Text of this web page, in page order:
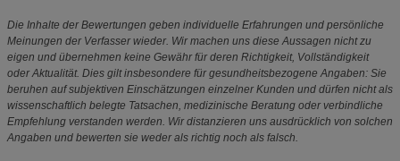
Die Inhalte der Bewertungen geben individuelle Erfahrungen und persönliche
Meinungen der Verfasser wieder. Wir machen uns diese Aussagen nicht zu
eigen und übernehmen keine Gewähr für deren Richtigkeit, Vollständigkeit
oder Aktualität. Dies gilt insbesondere für gesundheitsbezogene Angaben: Sie
beruhen auf subjektiven Einschätzungen einzelner Kunden und dürfen nicht als
wissenschaftlich belegte Tatsachen, medizinische Beratung oder verbindliche
Empfehlung verstanden werden. Wir distanzieren uns ausdrücklich von solchen
Angaben und bewerten sie weder als richtig noch als falsch.